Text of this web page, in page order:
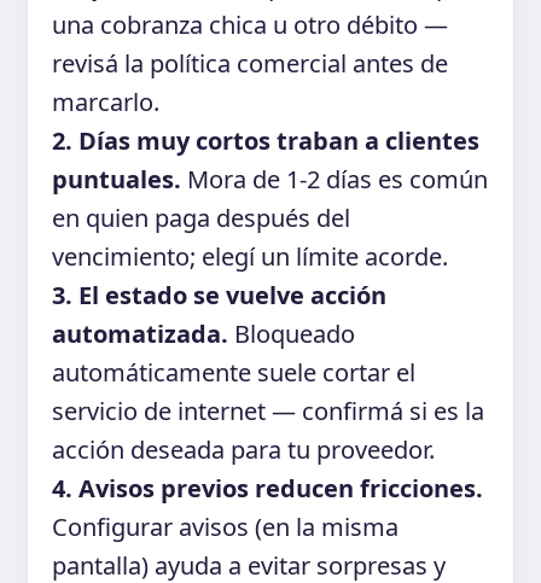
una cobranza chica u otro débito —
revisá la política comercial antes de
marcarlo.
2. Días muy cortos traban a clientes
puntuales. Mora de 1-2 días es común
en quien paga después del
vencimiento; elegí un límite acorde.
3. El estado se vuelve acción
automatizada. Bloqueado
automáticamente suele cortar el
servicio de internet — confirmá si es la
acción deseada para tu proveedor.
4. Avisos previos reducen fricciones.
Configurar avisos (en la misma
pantalla) ayuda a evitar sorpresas y